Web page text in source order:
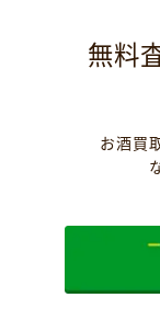
無料
お酒買